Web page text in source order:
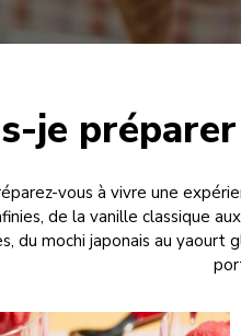
je
vous à vivre une
de la vanille classique
du mochi japonais au yaourt